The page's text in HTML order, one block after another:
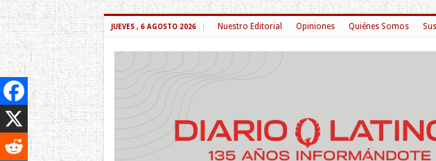
JUEVES , 6 AGOSTO 2026 Nuestro Editorial Opiniones Quiénes Somos